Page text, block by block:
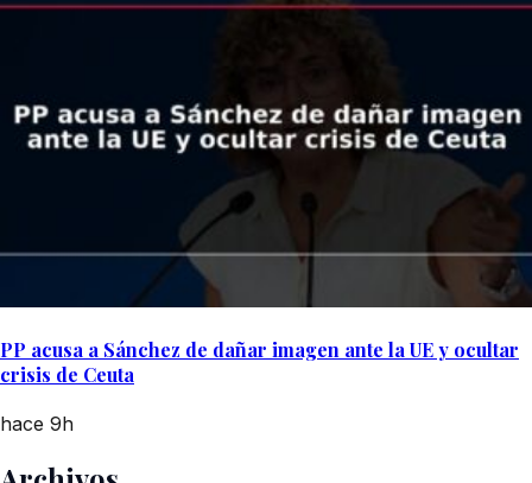
PP acusa a Sánchez de dañar imagen ante la UE y ocultar
crisis de Ceuta
hace 9h